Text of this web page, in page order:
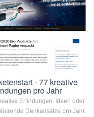
- 77 kreative
pro Jahr
Erfindungen, Ideen oder
Denkansätze pro Jahr.